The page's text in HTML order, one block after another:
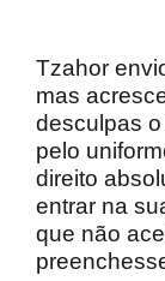
Tzahor
mas
desculpas
pelo
direito
entrar na
que não